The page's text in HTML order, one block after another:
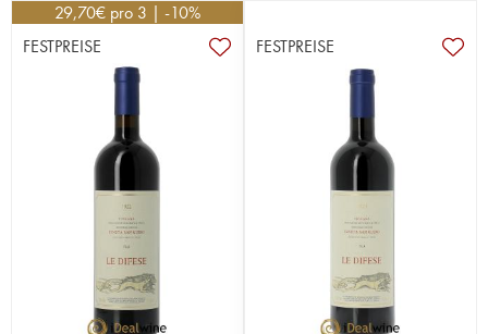
29,70€ pro 3 | -10%
FESTPREISE
FESTPREISE